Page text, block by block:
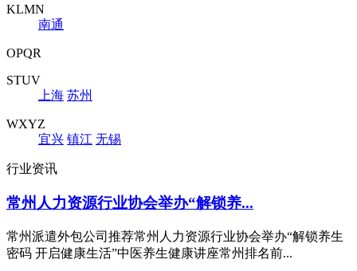
KLMN
南通
OPQR
STUV
上海 苏州
WXYZ
宜兴 镇江 无锡
行业资讯
常州人力资源行业协会举办“解锁养...
常州派遣外包公司推荐常州人力资源行业协会举办“解锁养生
密码 开启健康生活”中医养生健康讲座常州排名前...